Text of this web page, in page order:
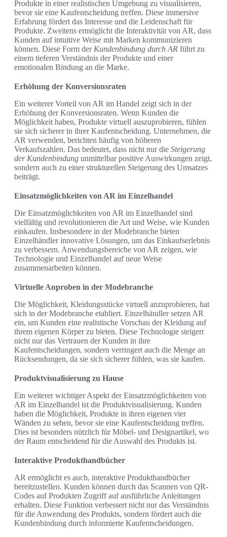
Produkte in einer realistischen Umgebung zu visualisieren,
bevor sie eine Kaufentscheidung treffen. Diese immersive
Erfahrung fördert das Interesse und die Leidenschaft für
Produkte. Zweitens ermöglicht die Interaktivität von AR, dass
Kunden auf intuitive Weise mit Marken kommunizieren
können. Diese Form der Kundenbindung durch AR führt zu
einem tieferen Verständnis der Produkte und einer
emotionalen Bindung an die Marke.
Erhöhung der Konversionsraten
Ein weiterer Vorteil von AR im Handel zeigt sich in der
Erhöhung der Konversionsraten. Wenn Kunden die
Möglichkeit haben, Produkte virtuell auszuprobieren, fühlen
sie sich sicherer in ihrer Kaufentscheidung. Unternehmen, die
AR verwenden, berichten häufig von höheren
Verkaufszahlen. Das bedeutet, dass nicht nur die Steigerung
der Kundenbindung unmittelbar positive Auswirkungen zeigt,
sondern auch zu einer strukturellen Steigerung des Umsatzes
beiträgt.
Einsatzmöglichkeiten von AR im Einzelhandel
Die Einsatzmöglichkeiten von AR im Einzelhandel sind
vielfältig und revolutionieren die Art und Weise, wie Kunden
einkaufen. Insbesondere in der Modebranche bieten
Einzelhändler innovative Lösungen, um das Einkaufserlebnis
zu verbessern. Anwendungsbereiche von AR zeigen, wie
Technologie und Einzelhandel auf neue Weise
zusammenarbeiten können.
Virtuelle Anproben in der Modebranche
Die Möglichkeit, Kleidungsstücke virtuell anzuprobieren, hat
sich in der Modebranche etabliert. Einzelhändler setzen AR
ein, um Kunden eine realistische Vorschau der Kleidung auf
ihrem eigenen Körper zu bieten. Diese Technologie steigert
nicht nur das Vertrauen der Kunden in ihre
Kaufentscheidungen, sondern verringert auch die Menge an
Rücksendungen, da sie sich sicherer fühlen, was sie kaufen.
Produktvisualisierung zu Hause
Ein weiterer wichtiger Aspekt der Einsatzmöglichkeiten von
AR im Einzelhandel ist die Produktvisualisierung. Kunden
haben die Möglichkeit, Produkte in ihren eigenen vier
Wänden zu sehen, bevor sie eine Kaufentscheidung treffen.
Dies ist besonders nützlich für Möbel- und Designartikel, wo
der Raum entscheidend für die Auswahl des Produkts ist.
Interaktive Produkthandbücher
AR ermöglicht es auch, interaktive Produkthandbücher
bereitzustellen. Kunden können durch das Scannen von QR-
Codes auf Produkten Zugriff auf ausführliche Anleitungen
erhalten. Diese Funktion verbessert nicht nur das Verständnis
für die Anwendung des Produkts, sondern fördert auch die
Kundenbindung durch informierte Kaufentscheidungen.